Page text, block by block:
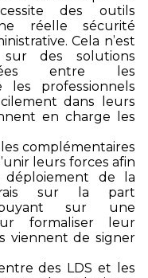
des outils
réelle sécurité
Cela n’est
sur des solutions
entre les
les professionnels
dans leurs
en charge les
complémentaires
leurs forces afin
de la
sur la part
sur une
formaliser leur
viennent de signer
des LDS et les